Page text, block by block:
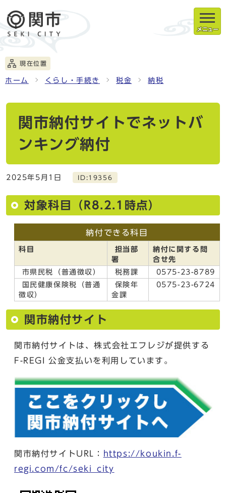
メニュー
現在位置
ホーム くらし・手続き 税金 納税
関市納付サイトでネットバ
ンキング納付
2025年5月1日 ID:19356
対象科目（R8.2.1時点）
納付できる科目
科目
担当部
署
納付に関する問
合せ先
市県民税（普通徴収）
税務課
0575-23-8789
国民健康保険税（普通
徴収）
保険年
金課
0575-23-6724
関市納付サイト
関市納付サイトは、株式会社エフレジが提供する
F-REGI 公金支払いを利用しています。
関市納付サイトURL：
https://koukin.f-
regi.com/fc/seki_city